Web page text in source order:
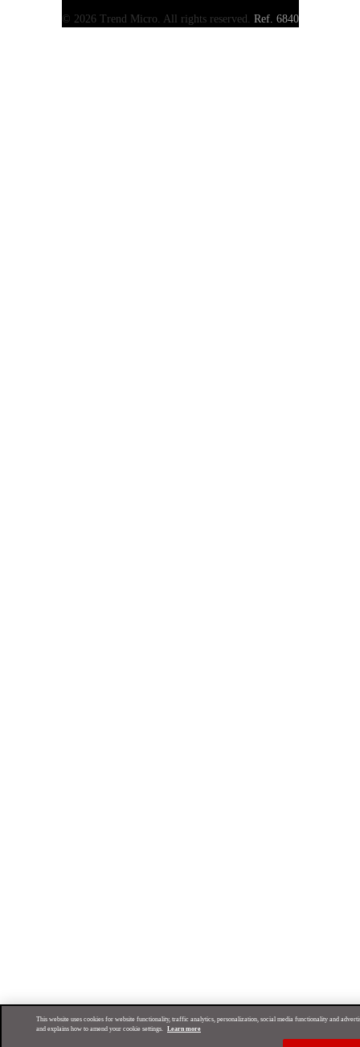
© 2026 Trend Micro. All rights reserved. Ref. 6840
This website uses cookies for website functionality, traffic analytics, personalization, social media functionality and
and explains how to amend your cookie settings.
Learn more